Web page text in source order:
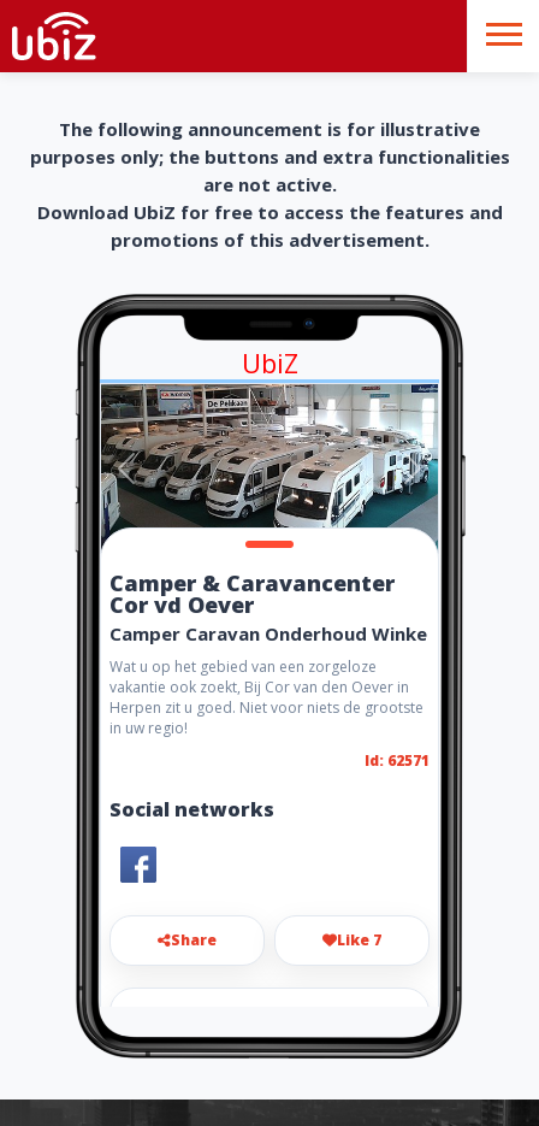
The following announcement is for illustrative
purposes only; the buttons and extra functionalities
are not active.
Download UbiZ for free to access the features and
promotions of this advertisement.
UbiZ
Camper & Caravancenter
Cor vd Oever
Camper Caravan Onderhoud Winke
Wat u op het gebied van een zorgeloze
vakantie ook zoekt, Bij Cor van den Oever in
Herpen zit u goed. Niet voor niets de grootste
in uw regio!
Id: 62571
Social networks
Share Like 7